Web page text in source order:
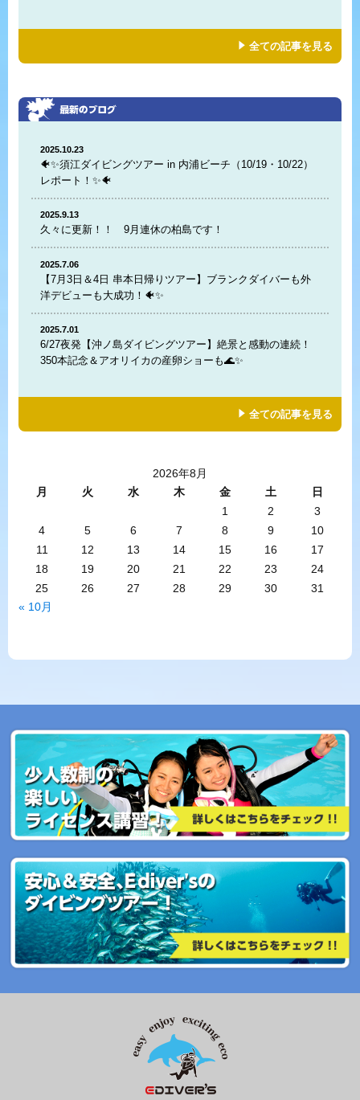
全ての記事を見る
2025.10.23
🐠✨須江ダイビングツアー in 内浦ビーチ（10/19・10/22）
レポート！✨🐠
2025.9.13
久々に更新！！ 9月連休の柏島です！
2025.7.06
【7月3日＆4日 串本日帰りツアー】ブランクダイバーも外
洋デビューも大成功！🐠✨
2025.7.01
6/27夜発【沖ノ島ダイビングツアー】絶景と感動の連続！
350本記念＆アオリイカの産卵ショーも🌊✨
全ての記事を見る
2026年8月
月
火 水 木 金 土
日
1
2
3
4
5 6 7 8 9
10
11
12 13 14 15 16
17
18
19 20 21 22 23
24
25
26 27 28 29 30
31
« 10月